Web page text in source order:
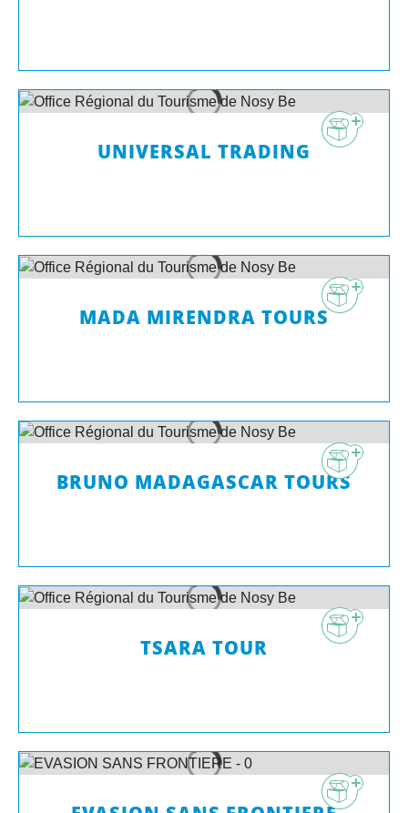
UNIVERSAL TRADING
MADA MIRENDRA TOURS
BRUNO MADAGASCAR TOURS
TSARA TOUR